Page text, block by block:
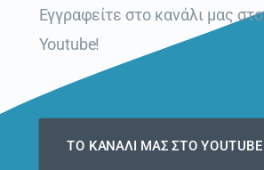
Εγγραφείτε στο κανάλι μας στο
Youtube!
ΤΟ ΚΑΝΆΛΙ ΜΑΣ ΣΤΟ YOUTUBE